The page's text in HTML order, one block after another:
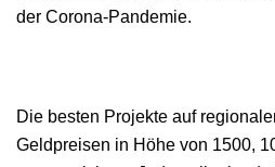
der Corona-Pandemie.
Die besten Projekte auf
Geldpreisen in Höhe von 1500,